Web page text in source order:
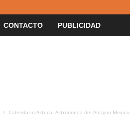
CONTACTO PUBLICIDAD
Calendario Azteca: Astronomia del Antiguo Mexico